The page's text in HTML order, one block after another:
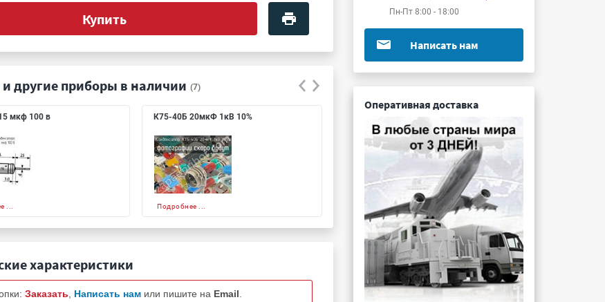
Купить
другие приборы в наличии (7)
мкф 100 в
...
К75-40Б 20мкФ 1кВ 10%
Подробнее ...
КТ4-25В М750 6/30пФ 250В 10%
Подробнее ...
характеристики
Заказать Написать нам или пишите на Email
Пн-Пт 8:00 - 18:00
Написать нам
Оперативная доставка